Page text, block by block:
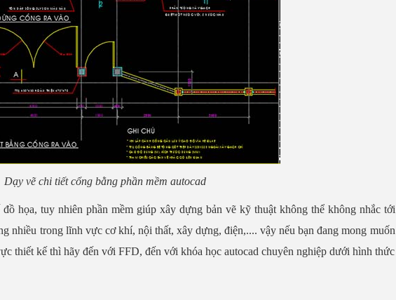
Dạy vẽ chi tiết cổng bằng phần mềm autocad
họa, tuy nhiên phần mềm giúp xây dựng bản vẽ kỹ thuật không thể không nhắc tới
nhiều trong lĩnh vực cơ khí, nội thất, xây dựng, điện,.... vậy nếu bạn đang mong muốn
thiết kế thì hãy đến với FFD, đến với khóa học autocad chuyên nghiệp dưới hình thức